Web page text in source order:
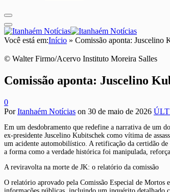
Você está em:Início » Comissão aponta: Juscelino
© Walter Firmo/Acervo Instituto Moreira Salles
Comissão aponta: Juscelino
0
PorItanhaém Notícias on 30 de maio de 2026
Em um desdobramento que redefine a narrativa de um
ex-presidente Juscelino Kubitschek como vítima de
um acidente automobilístico. A retificação da certidão
a forma como a verdade histórica foi manipulada,
A reviravolta na morte de JK: o relatório da comissão
O relatório aprovado pela Comissão Especial de Mortos